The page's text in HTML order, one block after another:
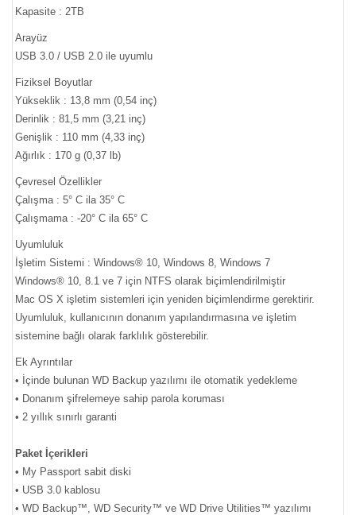
Kapasite : 2TB
Arayüz
USB 3.0 / USB 2.0 ile uyumlu
Fiziksel Boyutlar
Yükseklik : 13,8 mm (0,54 inç)
Derinlik : 81,5 mm (3,21 inç)
Genişlik : 110 mm (4,33 inç)
Ağırlık : 170 g (0,37 lb)
Çevresel Özellikler
Çalışma : 5° C ila 35° C
Çalışmama : -20° C ila 65° C
Uyumluluk
İşletim Sistemi : Windows® 10, Windows 8, Windows 7
Windows® 10, 8.1 ve 7 için NTFS olarak biçimlendirilmiştir
Mac OS X işletim sistemleri için yeniden biçimlendirme gerektirir.
Uyumluluk, kullanıcının donanım yapılandırmasına ve işletim
sistemine bağlı olarak farklılık gösterebilir.
Ek Ayrıntılar
• İçinde bulunan WD Backup yazılımı ile otomatik yedekleme
• Donanım şifrelemeye sahip parola koruması
• 2 yıllık sınırlı garanti
Paket İçerikleri
• My Passport sabit diski
• USB 3.0 kablosu
• WD Backup™, WD Security™ ve WD Drive Utilities™ yazılımı